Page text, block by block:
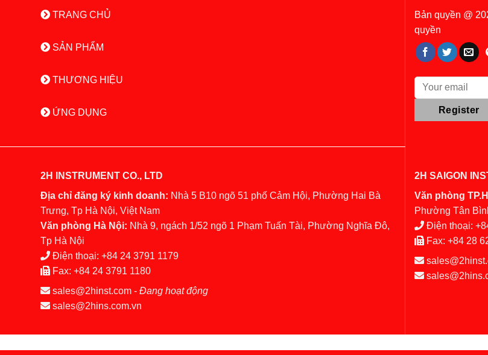
TRANG CHỦ
SẢN PHẨM
THƯƠNG HIỆU
ỨNG DỤNG
Bản quyền @
quyền
2H INSTRUMENT CO., LTD
Địa chỉ đăng ký kinh doanh: Nhà 5 B10 ngõ 51 phố Cảm Hội, Phường Hai Bà
Trưng, Tp Hà Nội, Việt Nam
Văn phòng Hà Nội: Nhà 9, ngách 1/52 ngõ 1 Phạm Tuấn Tài, Phường Nghĩa Đô,
Tp Hà Nội
Điện thoại: +84 24 3791 1179
Fax: +84 24 3791 1180
sales@2hinst.com - Đang hoạt động
sales@2hins.com.vn
2H SAIGON
Văn phòng
Phường Tân
Điện thoại:
Fax: +84 28